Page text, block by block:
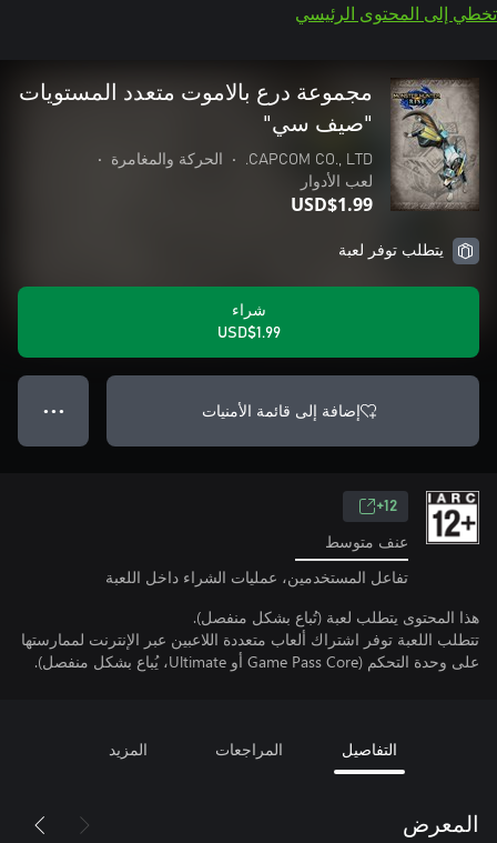
تخطي إلى المحتوى الرئيسي
مجموعة درع بالاموت متعدد المستويات
"صيف سي"
CAPCOM CO., LTD.
• الحركة والمغامرة
•
لعب الأدوار
USD$1.99
يتطلب توفر لعبة
شراء
USD$1.99
إضافة إلى قائمة الأمنيات ● ● ●
12+
عنف متوسط
تفاعل المستخدمين، عمليات الشراء داخل اللعبة
هذا المحتوى يتطلب لعبة (تُباع بشكل منفصل).
تتطلب اللعبة توفر اشتراك ألعاب متعددة اللاعبين عبر الإنترنت لممارستها
على وحدة التحكم (Game Pass Core أو Ultimate، يُباع بشكل منفصل).
التفاصيل المراجعات المزيد
المعرض